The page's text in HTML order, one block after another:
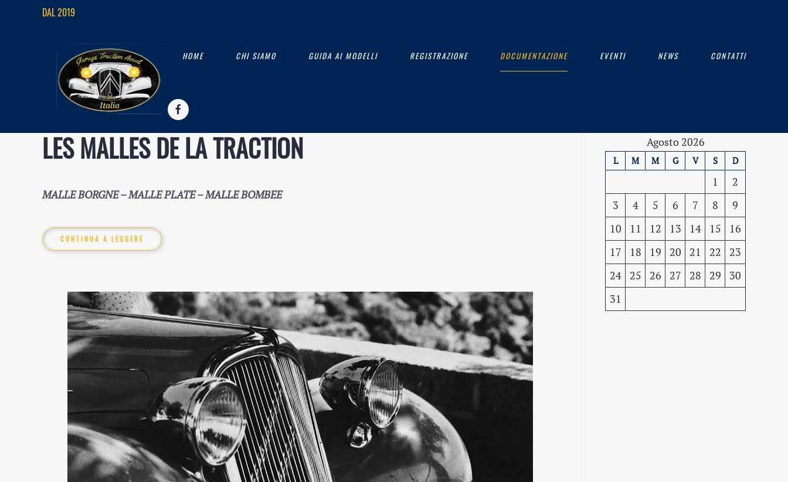
DAL 2019
HOME CHI SIAMO GUIDA AI MODELLI REGISTRAZIONE DOCUMENTAZIONE EVENTI NEWS CONTATTI
LES MALLES DE LA TRACTION
MALLE BORGNE – MALLE PLATE – MALLE BOMBEE
CONTINUA A LEGGERE
Agosto 2026
L M M G V S D
1
2
3
4 5 6 7 8
9
10
11 12 13 14 15
16
17
18 19 20 21 22
23
24
25 26 27 28 29
30
31